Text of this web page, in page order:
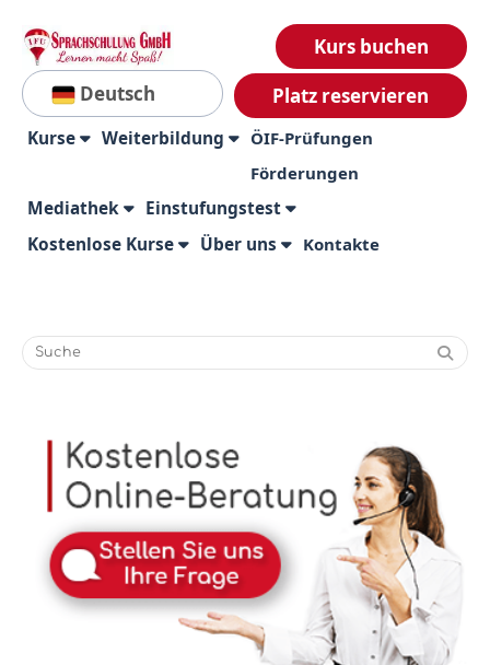
Deutsch
Kurs buchen
Platz reservieren
Kurse Weiterbildung
ÖIF-Prüfungen
Förderungen
Mediathek
Einstufungstest
Kostenlose Kurse
Über uns Kontakte